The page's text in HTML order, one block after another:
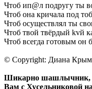
Чтоб ип@л подругу ты
Чтоб она кричала под
Чтоб осуществлял ты
Чтоб твой твёрдый kvй
Чтоб всегда готовым он
© Copyright: Диана
Шикарно шашлычник,
Вам с Хусельниковой